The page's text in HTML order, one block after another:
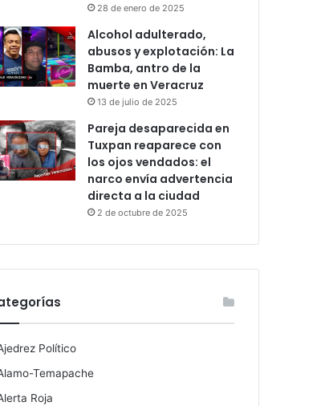
28 de enero de 2025
Alcohol adulterado,
abusos y explotación: La
Bamba, antro de la
muerte en Veracruz
13 de julio de 2025
Pareja desaparecida en
Tuxpan reaparece con
los ojos vendados: el
narco envía advertencia
directa a la ciudad
2 de octubre de 2025
Político
Temapache
Roja